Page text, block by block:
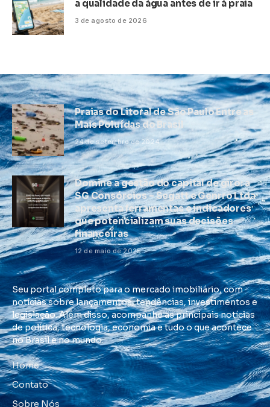
a qualidade da água antes de ir à praia
3 de agosto de 2026
Praias do Litoral de São Paulo Entre as
Mais Poluídas do Brasil
24 de setembro de 2024
Domine a gestão do capital de giro: a
SG Consórcios – Segatt e Genrro Ltda
apresenta ferramentas e indicadores
que potencializam suas decisões
financeiras
12 de maio de 2025
Seu portal completo para o mercado imobiliário, com
notícias sobre lançamentos, tendências, investimentos e
legislação. Além disso, acompanhe as principais notícias
de política, tecnologia, economia e tudo o que acontece
no Brasil e no mundo.
Home
Contato
Sobre Nós